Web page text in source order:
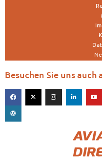
Besuchen Sie uns auch